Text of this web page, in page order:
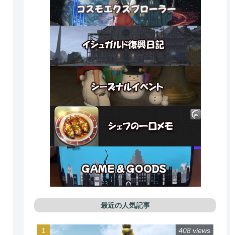
最近の人気記事
408 views